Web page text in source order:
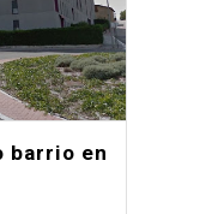
barrio en